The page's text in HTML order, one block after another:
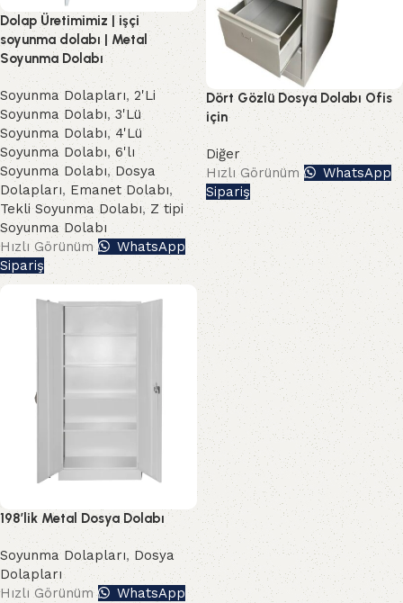
Dolap Üretimimiz | işçi
soyunma dolabı | Metal
Soyunma Dolabı
Soyunma Dolapları, 2'Li
Soyunma Dolabı,3'Lü
Soyunma Dolabı, 4'Lü
Soyunma Dolabı, 6'lı
Soyunma Dolabı,Dosya
Dolapları, Emanet Dolabı,
Tekli Soyunma Dolabı,Z tipi
Soyunma Dolabı
Hızlı Görünüm
WhatsApp
Sipariş
Dört Gözlü Dosya Dolabı Ofis
için
Diğer
Hızlı Görünüm
WhatsApp
Sipariş
198’lik Metal Dosya Dolabı
Soyunma Dolapları, Dosya
Dolapları
Hızlı Görünüm
WhatsApp